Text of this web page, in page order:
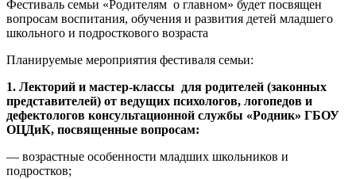
Фестиваль семьи «Родителям о главном» будет посвящен
вопросам воспитания, обучения и развития детей младшего
школьного и подросткового возраста
Планируемые мероприятия фестиваля семьи:
1. Лекторий и мастер-классы для родителей (законных
представителей) от ведущих психологов, логопедов и
дефектологов консультационной службы «Родник» ГБОУ
ОЦДиК, посвященные вопросам:
— возрастные особенности младших школьников и
подростков;